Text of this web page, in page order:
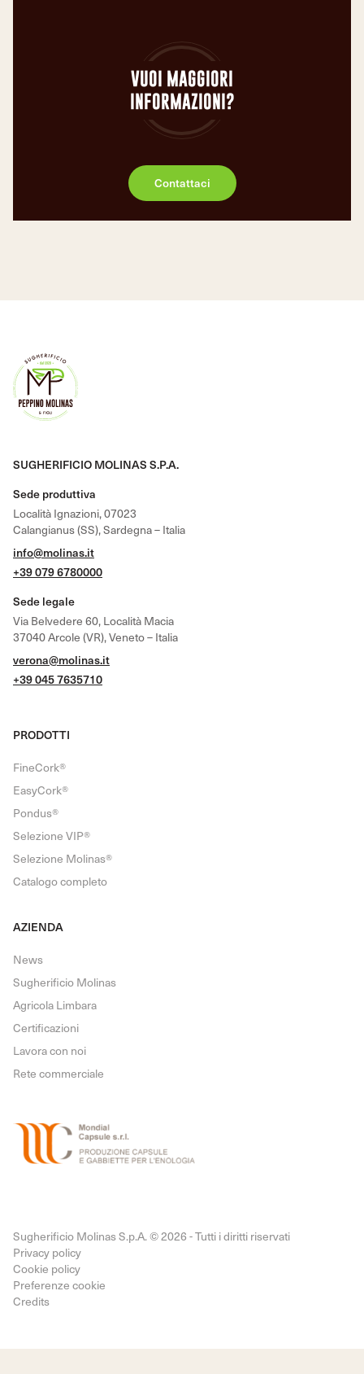
VUOI MAGGIORI
INFORMAZIONI?
Contattaci
SUGHERIFICIO MOLINAS S.P.A.
Sede produttiva
Località Ignazioni, 07023
Calangianus (SS), Sardegna – Italia
info@molinas.it
+39 079 6780000
Sede legale
Via Belvedere 60, Località Macia
37040 Arcole (VR), Veneto – Italia
verona@molinas.it
+39 045 7635710
PRODOTTI
FineCork®
EasyCork®
Pondus®
Selezione VIP®
Selezione Molinas®
Catalogo completo
AZIENDA
News
Sugherificio Molinas
Agricola Limbara
Certificazioni
Lavora con noi
Rete commerciale
Sugherificio Molinas S.p.A. © 2026 - Tutti i diritti riservati
Privacy policy
Cookie policy
Preferenze cookie
Credits